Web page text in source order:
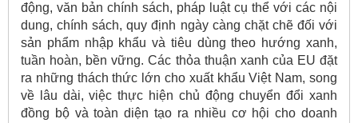
động, văn bản chính sách, pháp luật cụ thể với các nội
dung, chính sách, quy định ngày càng chặt chẽ đối với
sản phẩm nhập khẩu và tiêu dùng theo hướng xanh,
tuần hoàn, bền vững. Các thỏa thuận xanh của EU đặt
ra những thách thức lớn cho xuất khẩu Việt Nam, song
về lâu dài, việc thực hiện chủ động chuyển đổi xanh
đồng bộ và toàn diện tạo ra nhiều cơ hội cho doanh